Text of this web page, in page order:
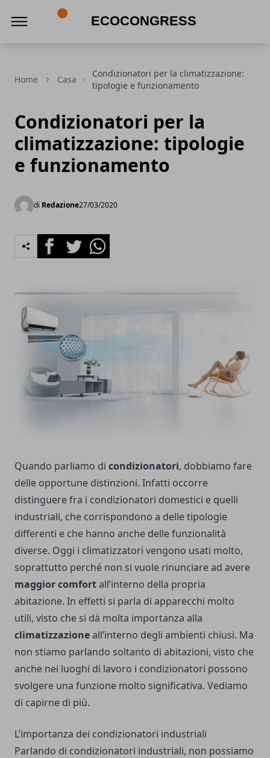
Home Casa
Condizionatori per la climatizzazione:
tipologie e funzionamento
Condizionatori per la
climatizzazione: tipologie
e funzionamento
di Redazione27/03/2020
FacebookTwitterWhatsapp
Quando parliamo di condizionatori, dobbiamo fare
delle opportune distinzioni. Infatti occorre
distinguere fra i condizionatori domestici e quelli
industriali, che corrispondono a delle tipologie
differenti e che hanno anche delle funzionalità
diverse. Oggi i climatizzatori vengono usati molto,
soprattutto perché non si vuole rinunciare ad avere
maggior comfortall’interno della propria
abitazione. In effetti si parla di apparecchi molto
utili, visto che si dà molta importanza alla
climatizzazioneall’interno degli ambienti chiusi. Ma
non stiamo parlando soltanto di abitazioni, visto che
anche nei luoghi di lavoro i condizionatori possono
svolgere una funzione molto significativa. Vediamo
di capirne di più.
L’importanza dei condizionatori industriali
Parlando di condizionatori industriali, non possiamo